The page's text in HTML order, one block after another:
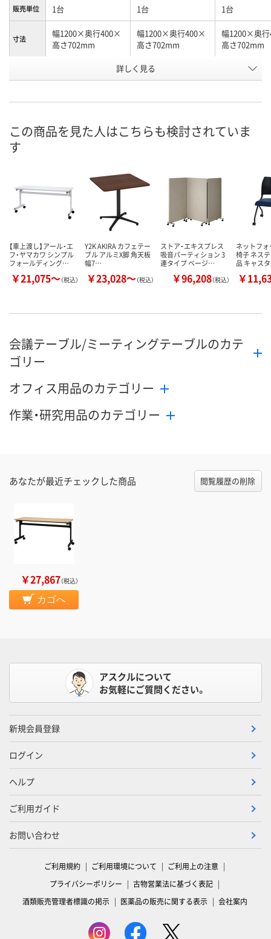
販売単位 1台 1台 1台
寸法
幅1200×奥行400×
高さ702mm
幅1200×奥行400×
高さ702mm
幅1200×奥
高さ702mm
ナチュラル ホワイト
号
お届け日
数量
カ
詳しく見る
この商品を見た人はこちらも検討されていま
す
【車上渡し】アール・エ
フ・ヤマカワ シンプル
フォールディング…
￥21,075～（税込）
Y2K AKIRA カフェテー
ブル アルミX脚 角天板
幅7…
￥23,028～（税込）
ストア・エキスプレス
吸音パーティション 3
連タイプ ベージ…
￥96,208（税込）
ネットフ
椅子 ネス
品 キャス
￥
会議テーブル/ミーティングテーブルのカテ
ゴリー
オフィス用品のカテゴリー
作業・研究用品のカテゴリー
あなたが最近チェックした商品 閲覧履歴の削除
￥27,867（税込）
カゴへ
アスクルについて
お気軽にご質問ください。
新規会員登録
ログイン
ヘルプ
ご利用ガイド
お問い合わせ
ご利用規約 ご利用環境について
ご利用上の注意
プライバシーポリシー
古物営業法に基づく表記
酒類販売管理者標識の掲示
医薬品の販売に関する表示 会社案内